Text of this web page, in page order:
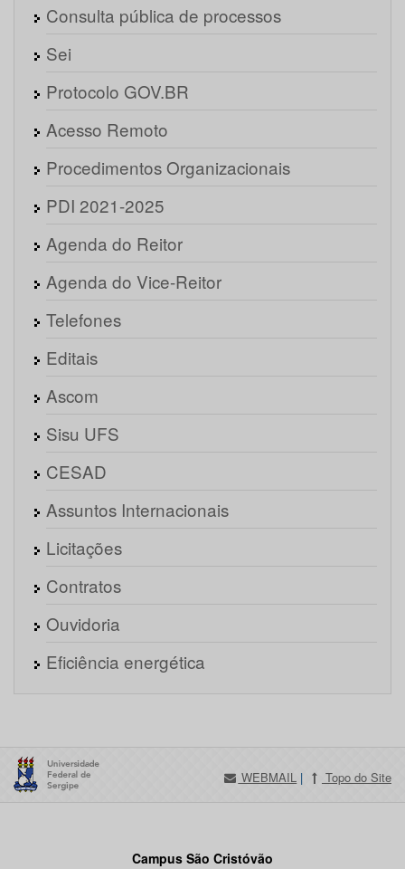
Consulta pública de processos
Sei
Protocolo GOV.BR
Acesso Remoto
Procedimentos Organizacionais
PDI 2021-2025
Agenda do Reitor
Agenda do Vice-Reitor
Telefones
Editais
Ascom
Sisu UFS
CESAD
Assuntos Internacionais
Licitações
Contratos
Ouvidoria
Eficiência energética
WEBMAIL | Topo do Site
Campus São Cristóvão